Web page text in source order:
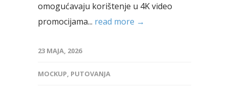
omogućavaju korištenje u 4K video
promocijama... read more →
23 MAJA, 2026
MOCKUP, PUTOVANJA